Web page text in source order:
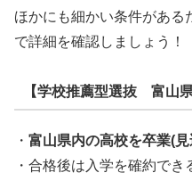
ほかにも細かい条件がある
で詳細を確認しましょう！
【学校推薦型選抜 富山県
・ 富山県内の高校を卒業(
・合格後は入学を確約でき